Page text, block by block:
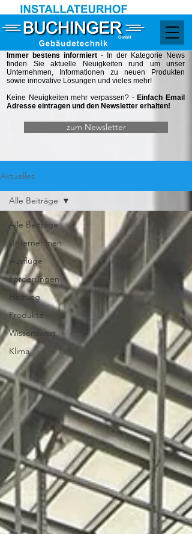
Immer bestens informiert - In der Kategorie
News
finden Sie aktuelle Neuigkeiten rund um unser
Unternehmen, Informationen zu neuen Produkten
sowie innovative Lösungen und vieles mehr!
Keine Neuigkeiten mehr verpassen? - Einfach Email
Adresse eintragen und den Newsletter erhalten!
zum Newsletter
Aktuelles
Alle Beiträge
Unternehmen
Ausflüge
Förderungen
Heizung
Produkte
Wissenswert
Klima
Alle Beiträge